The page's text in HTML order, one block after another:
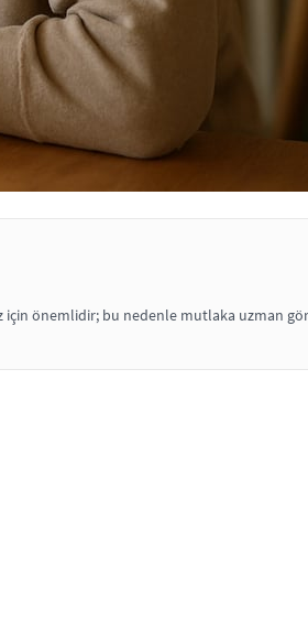
için önemlidir; bu nedenle mutlaka uzman